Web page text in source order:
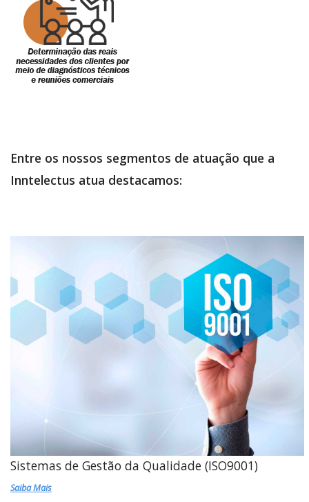
Entre os nossos segmentos de atuação que a
Inntelectus atua destacamos:
Sistemas de Gestão da Qualidade (ISO9001)
Saiba Mais